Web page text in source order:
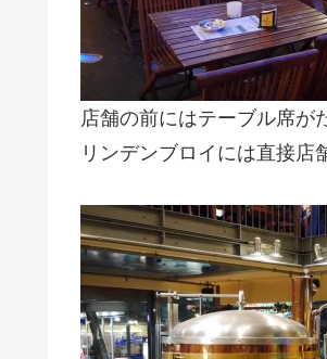
店舗の前にはテーブル席が
リンデンブロイには直接店